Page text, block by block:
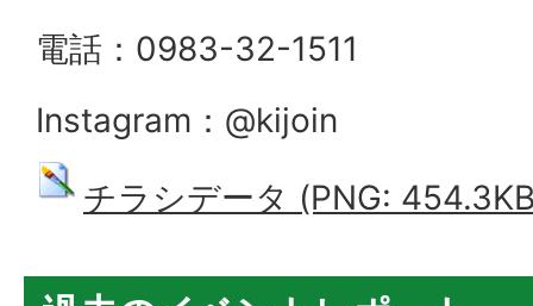
電話：0983-32-1511
Instagram：@kijoin
チラシデータ (PNG: